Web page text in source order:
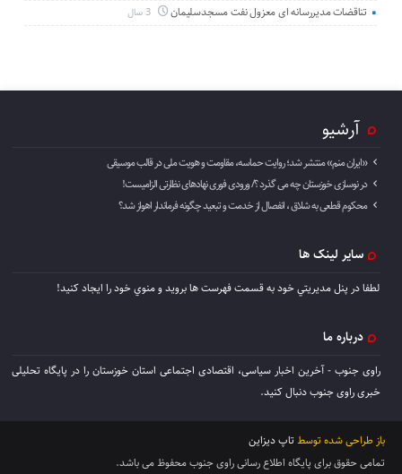
تناقضات مدیررسانه ای معزول نفت مسجدسلیمان 3 سال
آرشیو
«ایران منم» منتشر شد؛ روایت حماسه، مقاومت و هویت ملی در قالب موسیقی
در نوسازی خوزستان چه می گذرد ؟/ ورودی فوری نهادهای نظارتی الزامیست!
محکوم قطعی به شلاق ، انفصال از خدمت و تبعید چگونه فرماندار اهواز شد؟
سایر لینک ها
لطفا در پنل مديريتي خود به قسمت فهرست ها برويد و منوي خود را ايجاد كنيد!
درباره ما
راوی جنوب - آخرین اخبار سیاسی، اقتصادی اجتماعی استان خوزستان را در پایگاه تحلیلی
خبری راوی جنوب دنبال کنید.
باز طراحی شده توسط تاپ دیزاین
تمامی حقوق برای پایگاه اطلاع رسانی راوی جنوب محفوظ می باشد.